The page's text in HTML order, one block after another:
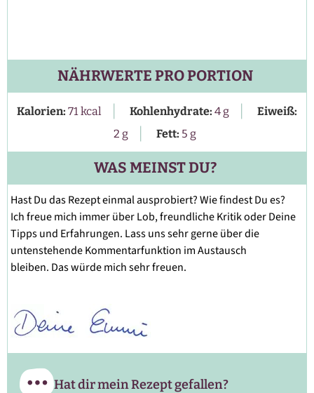
NÄHRWERTE PRO PORTION
Kalorien: 71kcal | Kohlenhydrate: 4g |
Eiweiß:
2 g | Fett: 5 g
WAS MEINST DU?
Hast Du das Rezept einmal ausprobiert? Wie findest Du es?
Ich freue mich immer über Lob, freundliche Kritik oder Deine
Tipps und Erfahrungen. Lass uns sehr gerne über die
untenstehende Kommentarfunktion im Austausch
bleiben. Das würde mich sehr freuen.
Hat dir mein Rezept gefallen?